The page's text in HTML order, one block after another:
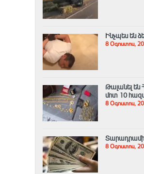
Ինչպես են
8 Օգոստոս,
Թալանել
մոտ 10
8 Օգոստոս,
Տարադրամի
8 Օգոստոս,